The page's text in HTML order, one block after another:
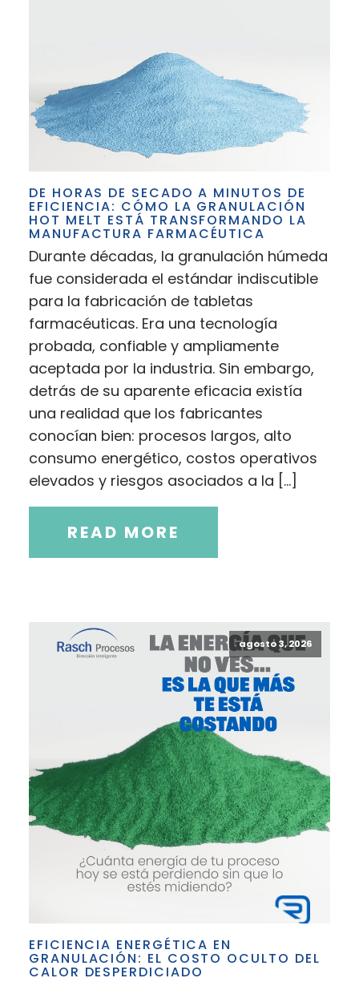
DE HORAS DE SECADO A MINUTOS DE
EFICIENCIA: CÓMO LA GRANULACIÓN
HOT MELT ESTÁ TRANSFORMANDO LA
MANUFACTURA FARMACÉUTICA
Durante décadas, la granulación húmeda
fue considerada el estándar indiscutible
para la fabricación de tabletas
farmacéuticas. Era una tecnología
probada, confiable y ampliamente
aceptada por la industria. Sin embargo,
detrás de su aparente eficacia existía
una realidad que los fabricantes
conocían bien: procesos largos, alto
consumo energético, costos operativos
elevados y riesgos asociados a la […]
READ MORE
agosto 3, 2026
EFICIENCIA ENERGÉTICA EN
GRANULACIÓN: EL COSTO OCULTO DEL
CALOR DESPERDICIADO